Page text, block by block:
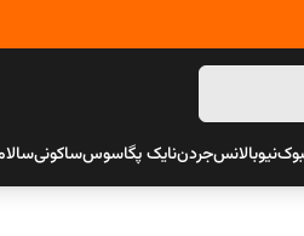
نیوبالانسجردننایک پگاسوسساکونی